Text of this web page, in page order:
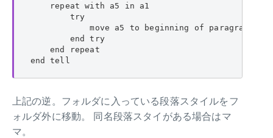
    repeat with a5 in a1
        try
move a5 to beginning of paragraph
        end try
    end repeat
end tell
上記の逆。フォルダに入っている段落スタイルをフ
ォルダ外に移動。 同名段落スタイがある場合はマ
マ。